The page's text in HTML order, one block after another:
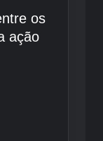
os
ação